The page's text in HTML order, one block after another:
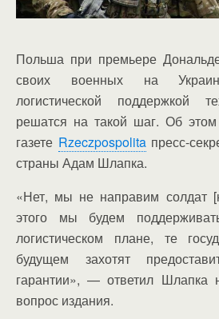
Польша при премьере
своих военных на
логистической поддержкой
решатся на такой шаг. Об
газете Rzeczpospolitaпресс-
страны Адам Шлапка.
«Нет, мы не направим солдат
этого мы будем
логистическом плане, те
будущем захотят
гарантии», — ответил Шлапка
вопрос издания.